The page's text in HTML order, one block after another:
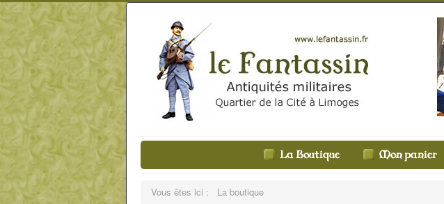
Vous êtes ici : La boutique